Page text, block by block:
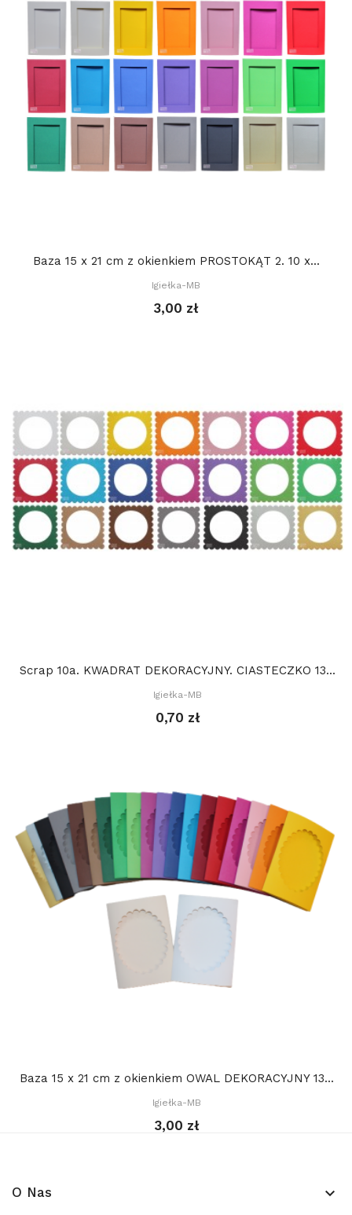
Baza 15 x 21 cm z okienkiem PROSTOKĄT 2. 10 x...
Igiełka-MB
3,00 zł
Scrap 10a. KWADRAT DEKORACYJNY. CIASTECZKO 13...
Igiełka-MB
0,70 zł
Baza 15 x 21 cm z okienkiem OWAL DEKORACYJNY 13...
Igiełka-MB
3,00 zł
O Nas keyboard_arrow_down